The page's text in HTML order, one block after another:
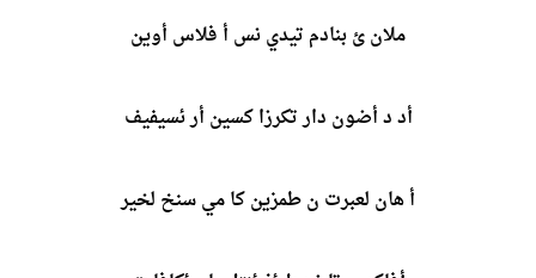
ملان ئ بنادم تيدي نس أ فلاس أوين
أد د أضون دار تكرزا كسين أر ئسيفيف
أ هان لعبرت ن طمزين كا مي سنخ لخير